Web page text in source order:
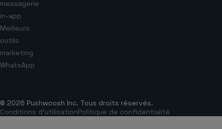
messagerie
in-app
Meilleurs
outils
marketing
WhatsApp
© 2026 Pushwoosh Inc. Tous droits réservés.
Conditions d’utilisationPolitique de confidentialité